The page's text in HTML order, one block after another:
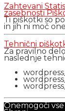
Zahtevani
zasebnosti
Ti piškotki so
in jih ni moč
Tehnični
Za pravilno
naslednje
Onemogoči